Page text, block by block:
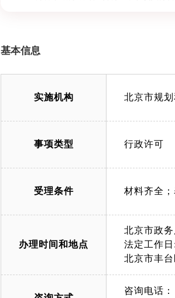
基本信息
实施机构 北京市规
事项类型 行政许可
受理条件 材料齐全
办理时间和地点
北京市政
法定工作
北京市丰
咨询电话：